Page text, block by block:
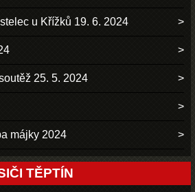
u Křížků 19. 6. 2024
25. 5. 2024
májky 2024
TĚPTÍN